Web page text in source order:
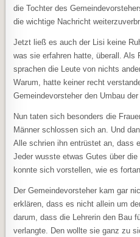
die Tochter des
die wichtige Nachricht
Jetzt ließ es auch der Lisi keine
was sie erfahren hatte, überall. Als
sprachen die Leute von nichts
Warum, hatte keiner recht
Gemeindevorsteher den Umbau
Nun taten sich besonders die
Männer schlossen sich an. Und
Alle schrien ihn entrüstet an, dass
Jeder wusste etwas Gutes über
konnte sich vorstellen, wie es
Der Gemeindevorsteher kam gar
erklären, dass es nicht allein um
darum, dass die Lehrerin den Bau
verlangte. Den wollte sie ganz zu